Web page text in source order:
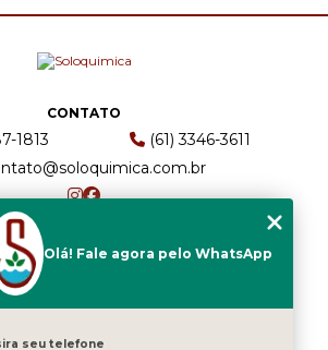
CONTATO
1813
(61) 3346-3611
ENDEREÇO
511 Sul, Bl B, Sl 49 - Asa Sul
- DF - CEP: 70361-520
Olá! Fale agora pelo WhatsApp
seu telefone